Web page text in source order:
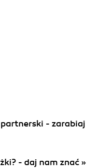
- zarabiaj
- daj nam znać »